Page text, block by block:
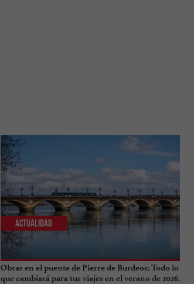
Obras en el puente de Pierre de Burdeos: Todo lo
que cambiará para tus viajes en el verano de 2026.
Actualidad